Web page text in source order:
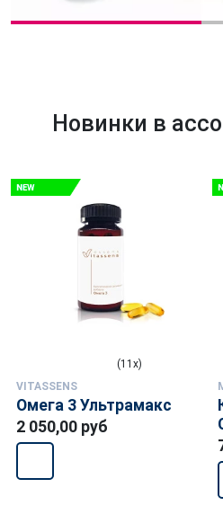
Новинки в
(11x)
VITASSENS
Омега 3 Ультрамакс
2 050,00 руб